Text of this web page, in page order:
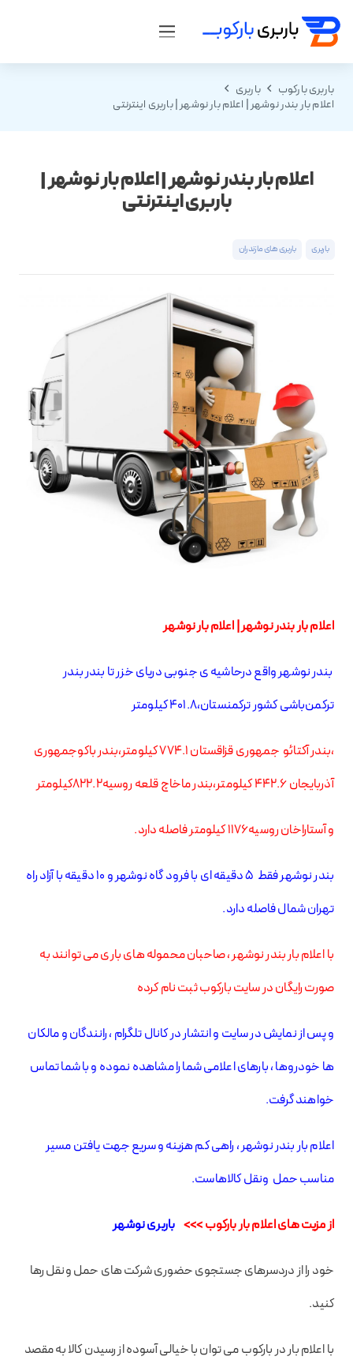
باربری بارکوب
باربری
اعلام بار بندر نوشهر | اعلام بار نوشهر | باربری اینترنتی
اعلام بار بندر نوشهر | اعلام بار نوشهر |
باربری اینترنتی
باربری باربری های مازندران
اعلام بار بندر نوشهر | اعلام بار نوشهر
بندر نوشهر واقع درحاشیه ی جنوبی دریای خزر تا بندر بندر
ترکمن‌باشی کشور ترکمنستان،۴۰۱.۸ کیلومتر
،بندر آکتائو جمهوری قزاقستان ۷۷۴.۱ کیلومتر،بندر باکوجمهوری
آذربایجان ۴۴۲.۶ کیلومتر،بندر ماخاچ قلعه روسیه۸۲۲.۲کیلومتر
و آستاراخان روسیه۱۱۷۶ کیلومتر فاصله دارد.
بندر نوشهر فقط ۵ دقیقه ای با فرود گاه نوشهر و ۱۰ دقیقه با آزاد راه
تهران شمال فاصله دارد.
با اعلام بار بندر نوشهر ، صاحبان محموله های باری می توانند به
صورت رایگان در سایت بارکوب ثبت نام کرده
و پس از نمایش در سایت و انتشار در کانال تلگرام ، رانندگان و مالکان
ها خودروها ، بارهای اعلامی شما را مشاهده نموده و با شما تماس
خواهند گرفت.
اعلام بار بندر نوشهر ، راهی کم هزینه و سریع جهت یافتن مسیر
مناسب حمل ونقل کالاهاست.
از مزیت های اعلام بار بارکوب >>> باربری نوشهر
خود را از دردسرهای جستجوی حضوری شرکت های حمل ونقل رها
کنید.
با اعلام بار در بارکوب می توان با خیالی آسوده از رسیدن کالا به مقصد